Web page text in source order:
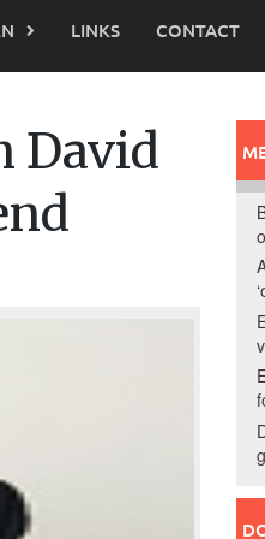
LINKS CONTACT
David